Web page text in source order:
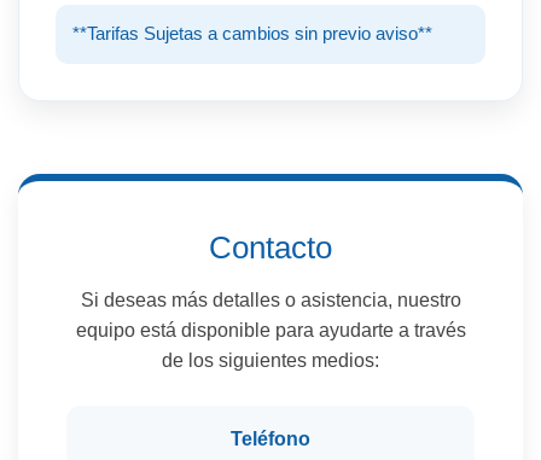
**Tarifas Sujetas a cambios sin previo aviso**
Contacto
Si deseas más detalles o asistencia, nuestro
equipo está disponible para ayudarte a través
de los siguientes medios:
Teléfono